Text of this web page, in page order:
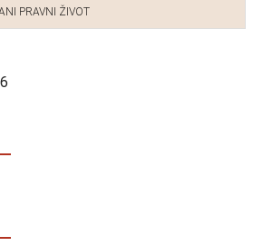
PRAVNI ŽIVOT